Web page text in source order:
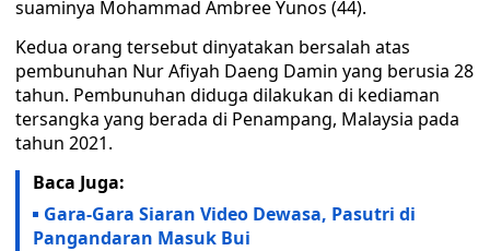
suaminya Mohammad Ambree Yunos (44).
Kedua orang tersebut dinyatakan bersalah atas
pembunuhan Nur Afiyah Daeng Damin yang berusia 28
tahun. Pembunuhan diduga dilakukan di kediaman
tersangka yang berada di Penampang, Malaysia pada
tahun 2021.
Baca Juga:
Gara-Gara Siaran Video Dewasa, Pasutri di
Pangandaran Masuk Bui